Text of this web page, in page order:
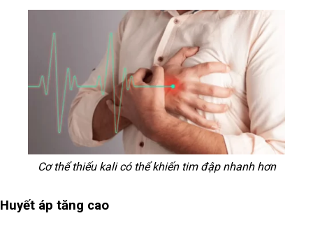
Cơ thể thiếu kali có thể khiến tim đập nhanh hơn
Huyết áp tăng cao